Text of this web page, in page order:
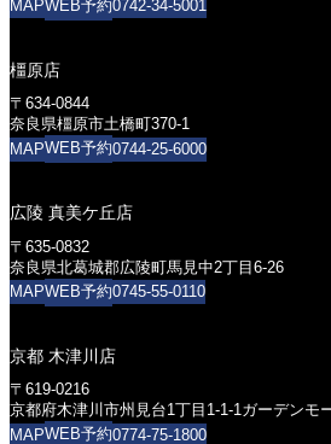
MAPWEB予約0742-34-5001
橿原店
〒634-0844
奈良県橿原市土橋町370-1
MAPWEB予約0744-25-6000
広陵 真美ケ丘店
〒635-0832
奈良県北葛城郡広陵町馬見中2丁目6-26
MAPWEB予約0745-55-0110
京都 木津川店
〒619-0216
京都府木津川市州見台1丁目1-1-1ガーデンモ
MAPWEB予約0774-75-1800